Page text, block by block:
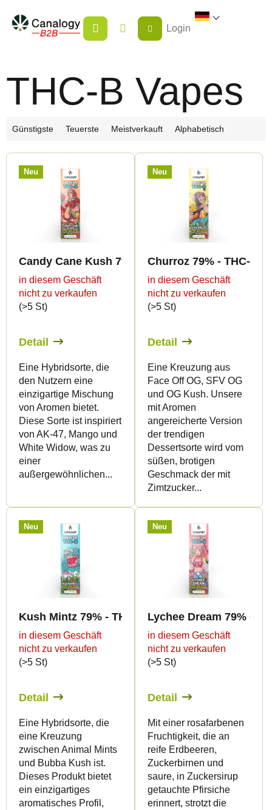
Inhalt
springen
WARENKORB
Login
THC-B Vapes
P
o
Günstigste Teuerste Meistverkauft Alphabetisch
L
Neu
Candy Cane Kush 79% - THC-B - Canapuff -
in diesem Geschäft
nicht zu verkaufen
(>5 St)
Detail
Eine Hybridsorte, die
den Nutzern eine
einzigartige Mischung
von Aromen bietet.
Diese Sorte ist inspiriert
von AK-47, Mango und
White Widow, was zu
einer
außergewöhnlichen...
Neu
Churroz 79% - THC-B -
in diesem Geschäft
nicht zu verkaufen
(>5 St)
Detail
Eine Kreuzung aus
Face Off OG, SFV OG
und OG Kush. Unsere
mit Aromen
angereicherte Version
der trendigen
Dessertsorte wird vom
süßen, brotigen
Geschmack der mit
Zimtzucker...
Neu
Kush Mintz 79% - THC-B - Canapuff - Vape - 1ml
in diesem Geschäft
nicht zu verkaufen
(>5 St)
Detail
Eine Hybridsorte, die
eine Kreuzung
zwischen Animal Mints
und Bubba Kush ist.
Dieses Produkt bietet
ein einzigartiges
aromatisches Profil,
Neu
Lychee Dream 79% -
in diesem Geschäft
nicht zu verkaufen
(>5 St)
Detail
Mit einer rosafarbenen
Fruchtigkeit, die an
reife Erdbeeren,
Zuckerbirnen und
saure, in Zuckersirup
getauchte Pfirsiche
erinnert, strotzt die